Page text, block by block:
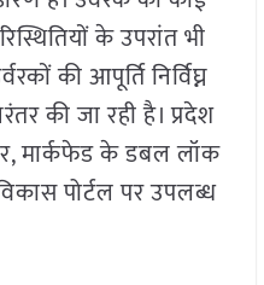
के उपरांत भी
की आपूर्ति निर्विघ्न
की जा रही है। प्रदेश
मार्कफेड के डबल लॉक
पोर्टल पर उपलब्ध